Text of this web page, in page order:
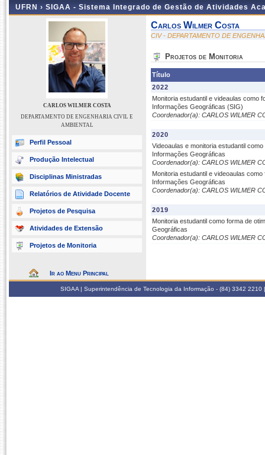
UFRN › SIGAA - Sistema Integrado de Gestão de Atividades
CARLOS WILMER COSTA
DEPARTAMENTO DE ENGENHARIA CIVIL E
AMBIENTAL
Perfil Pessoal
Produção Intelectual
Disciplinas Ministradas
Relatórios de Atividade Docente
Projetos de Pesquisa
Atividades de Extensão
Projetos de Monitoria
Ir ao Menu Principal
Carlos Wilmer Costa
CIV - DEPARTAMENTO DE
Projetos de Monitoria
Título
2022
Monitoria estudantil e videaulas como
Informações Geográficas (SIG)
Coordenador(a): CARLOS WILMER
2020
Videoaulas e monitoria estudantil
Informações Geográficas
Coordenador(a): CARLOS WILMER
Monitoria estudantil e videoaulas
Informações Geográficas
Coordenador(a): CARLOS WILMER
2019
Monitoria estudantil como forma de
Geográficas
Coordenador(a): CARLOS WILMER
SIGAA | Superintendência de Tecnologia da Informação - (84) 3342